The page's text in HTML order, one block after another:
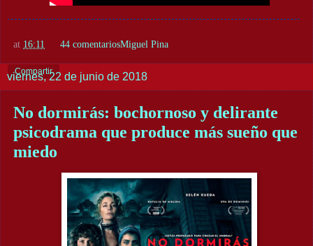
Miguel Pina
at 16:11 44 comentarios
Compartir
viernes, 22 de junio de 2018
No dormirás: bochornoso y delirante
psicodrama que produce más sueño que
miedo